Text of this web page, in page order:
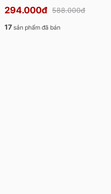
294.000đ 588.000đ
17 sản phẩm đã bán